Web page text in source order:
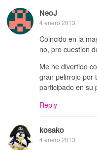
NeoJ
4 enero 2013
Coincido en la
no, pro cuestion
Me he divertido
gran pelirrojo por
participado en su
Reply
kosako
4 enero 2013